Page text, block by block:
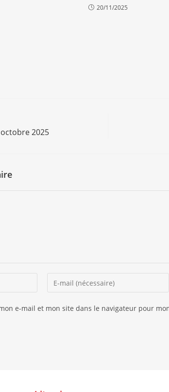
20/11/2025
2025
e-mail et mon site dans le navigateur pour